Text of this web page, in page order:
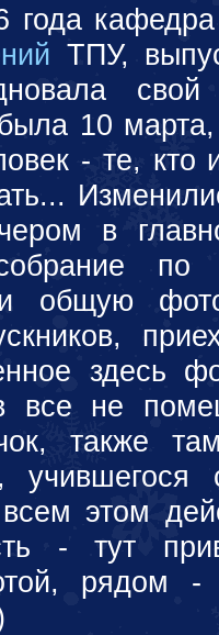
ТПУ,
была 10
- те,
в
собрание
общую
здесь
все не
также
этом
- тут
рядом -